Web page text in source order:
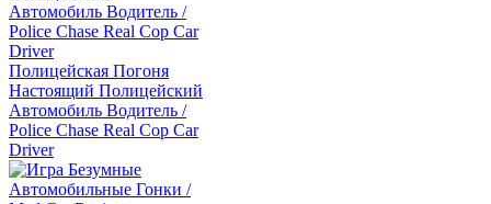
Полицейская Погоня
Настоящий Полицейский
Автомобиль Водитель /
Police Chase Real Cop Car
Driver